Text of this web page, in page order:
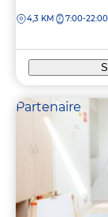
la
DISTANCE
4,3 KM 7:00-22:00
Partenaire